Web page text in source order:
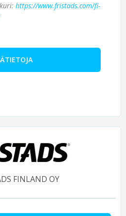
https://www.fristads.com/fi-
FINLAND OY